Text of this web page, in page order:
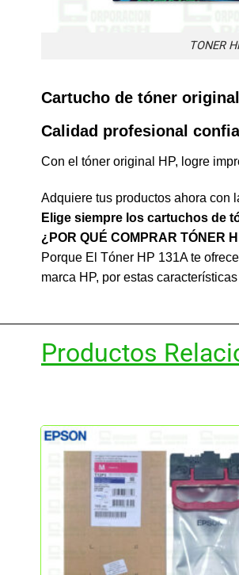
TONER
Cartucho de tóner
Calidad profesional
Con el tóner original HP, logre
Adquiere tus productos ahora con
Elige siempre los cartuchos de
¿POR QUÉ COMPRAR TÓNER
Porque El Tóner HP 131A te
marca HP, por estas
Productos